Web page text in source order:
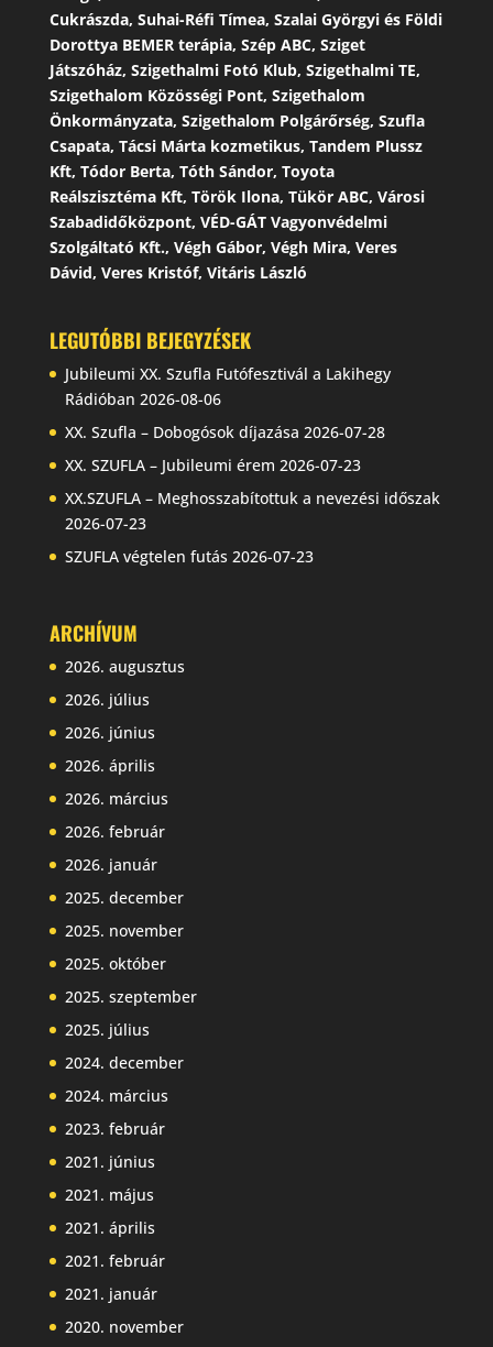
Cukrászda, Suhai-Réfi Tímea, Szalai Györgyi és Földi
Dorottya BEMER terápia, Szép ABC, Sziget
Játszóház, Szigethalmi Fotó Klub, Szigethalmi TE,
Szigethalom Közösségi Pont, Szigethalom
Önkormányzata, Szigethalom Polgárőrség, Szufla
Csapata, Tácsi Márta kozmetikus, Tandem Plussz
Kft, Tódor Berta, Tóth Sándor, Toyota
Reálszisztéma Kft, Török Ilona, Tükör ABC, Városi
Szabadidőközpont, VÉD-GÁT Vagyonvédelmi
Szolgáltató Kft., Végh Gábor, Végh Mira, Veres
Dávid, Veres Kristóf, Vitáris László
LEGUTÓBBI BEJEGYZÉSEK
Jubileumi XX. Szufla Futófesztivál a Lakihegy
Rádióban 2026-08-06
XX. Szufla – Dobogósok díjazása 2026-07-28
XX. SZUFLA – Jubileumi érem 2026-07-23
XX.SZUFLA – Meghosszabítottuk a nevezési időszak
2026-07-23
SZUFLA végtelen futás 2026-07-23
ARCHÍVUM
2026. augusztus
2026. július
2026. június
2026. április
2026. március
2026. február
2026. január
2025. december
2025. november
2025. október
2025. szeptember
2025. július
2024. december
2024. március
2023. február
2021. június
2021. május
2021. április
2021. február
2021. január
2020. november